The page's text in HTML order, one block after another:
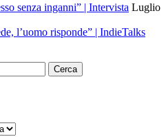
senza inganni” | Intervista Luglio
l’uomo risponde” | IndieTalks